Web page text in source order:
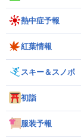
熱中症予報
紅葉情報
スキー＆スノボ
初詣
服装予報